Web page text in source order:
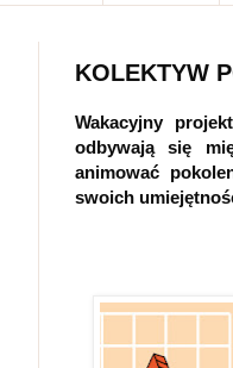
KOLEKTYW
Wakacyjny
odbywają się
animować
swoich